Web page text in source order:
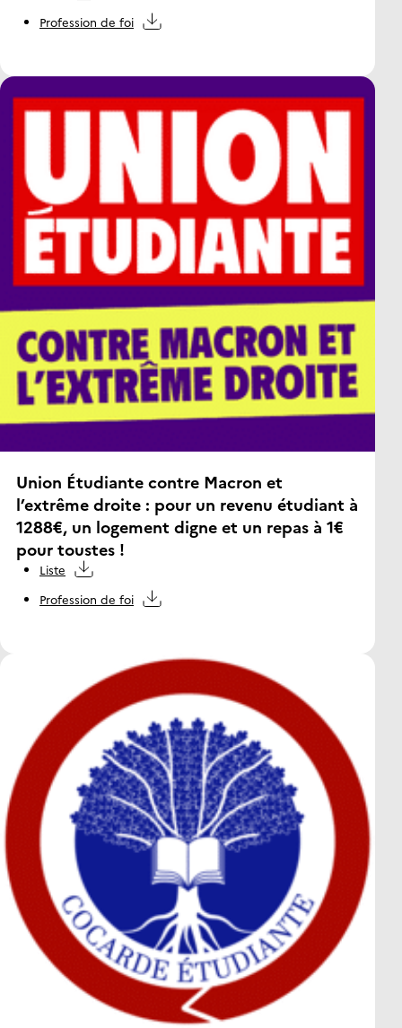
Profession de foi
Union Étudiante contre Macron et
l’extrême droite : pour un revenu étudiant à
1288€, un logement digne et un repas à 1€
pour toustes !
Liste
Profession de foi